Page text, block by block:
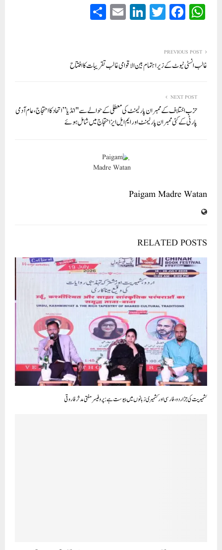
W
ha
A
pp
Fa
ce
ok
T
wi
r
Li
nk
In
E
m
PREVIOUS POST
غالب انسٹی ٹیوٹ کے زیر اہتمام بین الاقوامی غالب تقریبات کا افتتاح
NEXT POST
حزب اختلاف کے ممبران پارلیمنٹ کی معطلی کے حوالے سے "انڈیا ” اتحاد کا احتجاج، عام آدمی
پارٹی کے کئی ممبران پارلیمنٹ اور ایم ایل ایز احتجاج میں شامل ہوئے
Paigam Madre Watan
RELATED POSTS
کشمیریت کی جڑ اردو، فارسی اور کشمیری زبانوں میں پیوست ہے: پروفیسر مفتی مدثر فاروقی